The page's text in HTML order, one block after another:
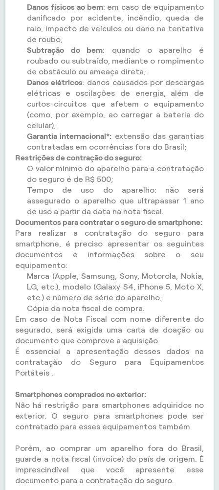
Danos físicos ao bem: em caso de equipamento
danificado por acidente, incêndio, queda de
raio, impacto de veículos ou dano na tentativa
de roubo;
Subtração do bem: quando o aparelho é
roubado ou subtraído, mediante o rompimento
de obstáculo ou ameaça direta;
Danos elétricos: danos causados por descargas
elétricas e oscilações de energia, além de
curtos-circuitos que afetem o equipamento
(como, por exemplo, ao carregar a bateria do
celular);
Garantia internacional*: extensão das garantias
contratadas em ocorrências fora do Brasil;
Restrições de contração do seguro:
O valor mínimo do aparelho para a contratação
do seguro é de R$ 500;
Tempo de uso do aparelho: não será
assegurado o aparelho que ultrapassar 1 ano
de uso a partir da data na nota fiscal.
Documentos para contratar o seguro de smartphone:
Para realizar a contratação do seguro para
smartphone, é preciso apresentar os seguintes
documentos e informações sobre o seu
equipamento:
Marca (Apple, Samsung, Sony, Motorola, Nokia,
LG, etc.), modelo (Galaxy S4, iPhone 5, Moto X,
etc.) e número de série do aparelho;
Cópia da nota fiscal de compra.
Em caso de Nota Fiscal com nome diferente do
segurado, será exigida uma carta de doação ou
documento que comprove a aquisição.
É essencial a apresentação desses dados na
contratação do Seguro para Equipamentos
Portáteis .
Smartphones comprados no exterior:
Não há restrição para smartphones adquiridos no
exterior. O seguro para smartphones pode ser
contratado para esses equipamentos também.
Porém, ao comprar um aparelho fora do Brasil,
guarde a nota fiscal (invoice) do país de origem. É
imprescindível que você apresente esse
documento para a contratação do seguro.